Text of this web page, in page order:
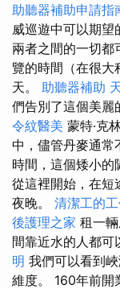
助聽器補助申請指
威巡遊中可以期望
兩者之間的一切都
覽的時間（在很大
天。 助聽器補助
們告別了這個美麗
令紋醫美 蒙特·克
中，儘管丹麥通常
時間，這個矮小的
從這裡開始，在短
夜晚。 清潔工的
後護理之家 租一
間靠近水的人都可
明 我們可以看到
維度。 160年前開